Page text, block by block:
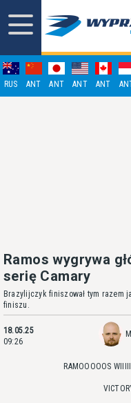
RUS ANT ANT ANT ANT
Ramos wygrywa
serię Camary
Brazylijczyk finiszował tym razem
finiszu.
18.05.25
09:26
RAMOOOOOS